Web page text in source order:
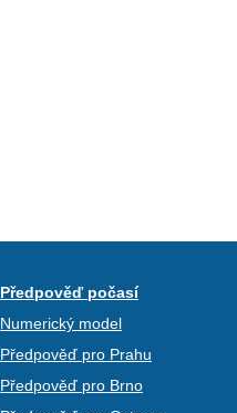
Předpověď počasí
Numerický model
Předpověď pro Prahu
Předpověď pro Brno